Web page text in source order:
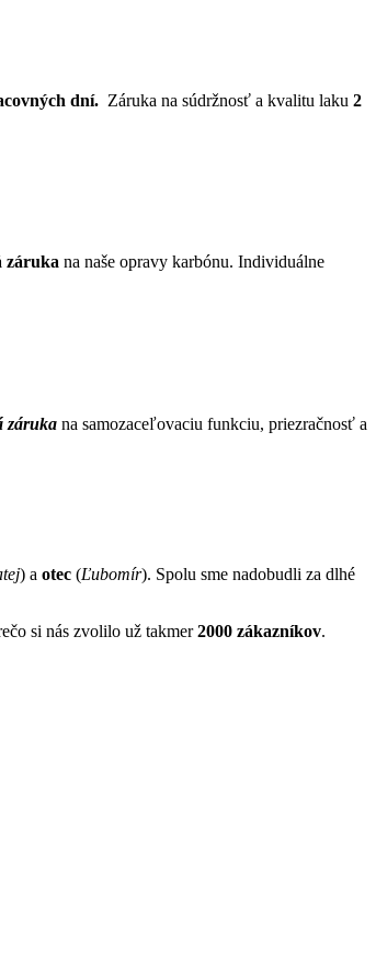
dní. Záruka na súdržnosť a kvalitu laku 2
záruka na naše opravy karbónu. Individuálne
záruka na samozaceľovaciu funkciu, priezračnosť a
) a otec (Ľubomír). Spolu sme nadobudli za dlhé
si nás zvolilo už takmer2000 zákazníkov.